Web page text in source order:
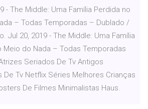
- The Middle: Uma Família Perdida no
– Todas Temporadas – Dublado /
Jul 20, 2019 - The Middle: Uma Família
Meio do Nada – Todas Temporadas
Seriados De Tv Antigos
De Tv Netflix Séries Melhores Crianças
De Filmes Minimalistas Haus.